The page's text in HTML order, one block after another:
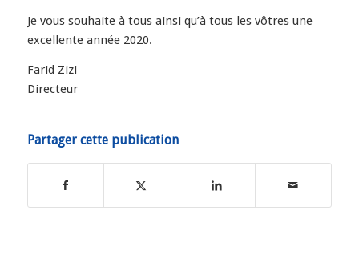
Je vous souhaite à tous ainsi qu’à tous les vôtres une
excellente année 2020.
Farid Zizi
Directeur
Partager cette publication